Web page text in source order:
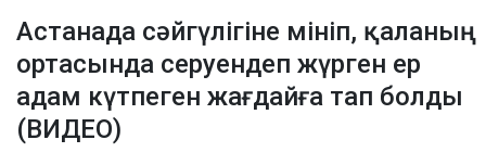
Астанада сәйгүлігіне мініп, қаланың
ортасында серуендеп жүрген ер
адам күтпеген жағдайға тап болды
(ВИДЕО)